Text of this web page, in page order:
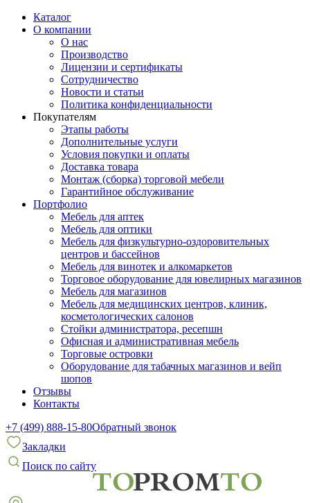
Каталог
О компании
О нас
Производство
Лицензии и сертификаты
Сотрудничество
Новости и статьи
Политика конфиденциальности
Покупателям
Этапы работы
Дополнительные услуги
Условия покупки и оплаты
Доставка товара
Монтаж (сборка) торговой мебели
Гарантийное обслуживание
Портфолио
Мебель для аптек
Мебель для оптики
Мебель для физкультурно-оздоровительных
центров и бассейнов
Мебель для винотек и алкомаркетов
Торговое оборудование для ювелирных магазинов
Мебель для магазинов
Мебель для медицинских центров, клиник,
косметологических салонов
Стойки администратора, ресепшн
Офисная и административная мебель
Торговые островки
Оборудование для табачных магазинов и вейп
шопов
Отзывы
Контакты
+7 (499) 888-15-80Обратный звонок
Закладки
Поиск по сайту